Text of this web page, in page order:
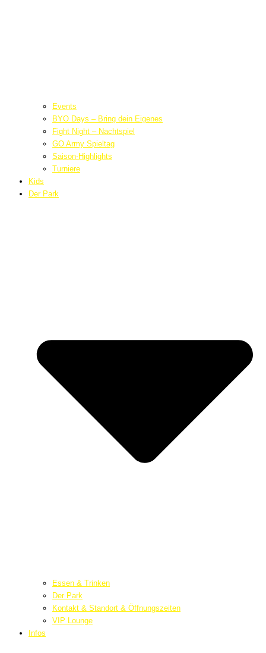
Events
BYO Days – Bring dein Eigenes
Fight Night – Nachtspiel
GO Army Spieltag
Saison-Highlights
Turniere
Kids
Der Park
Essen & Trinken
Der Park
Kontakt & Standort & Öffnungszeiten
VIP Lounge
Infos